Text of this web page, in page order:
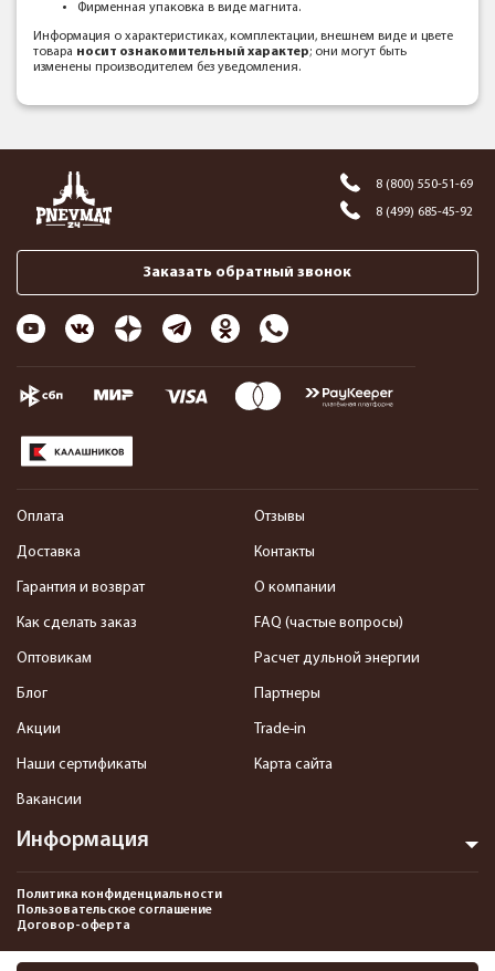
Фирменная упаковка в виде магнита.
Информация о характеристиках, комплектации, внешнем виде и цвете
товара носит ознакомительный характер; они могут быть
изменены производителем без уведомления.
8 (800) 550-51-69
8 (499) 685-45-92
Заказать обратный звонок
Информация
Оплата
Доставка
Гарантия и возврат
Как сделать заказ
Оптовикам
Блог
Акции
Наши сертификаты
Вакансии
Отзывы
Контакты
О компании
FAQ (частые вопросы)
Расчет дульной энергии
Партнеры
Trade-in
Карта сайта
Политика конфиденциальности
Пользовательское соглашение
Договор-оферта